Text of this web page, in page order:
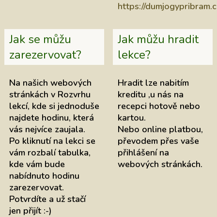
https://
Jak se můžu
zarezervovat?
Na našich webových
stránkách v Rozvrhu
lekcí, kde si jednoduše
najdete hodinu, která
vás nejvíce zaujala.
Po kliknutí na lekci se
vám rozbalí tabulka,
kde vám bude
nabídnuto hodinu
zarezervovat.
Potvrdíte a už stačí
jen přijít :-)
Jak můžu hradit
lekce?
Hradit lze nabitím
kreditu ,u nás na
recepci hotově nebo
kartou.
Nebo online platbou,
převodem přes vaše
přihlášení na
webových stránkách.